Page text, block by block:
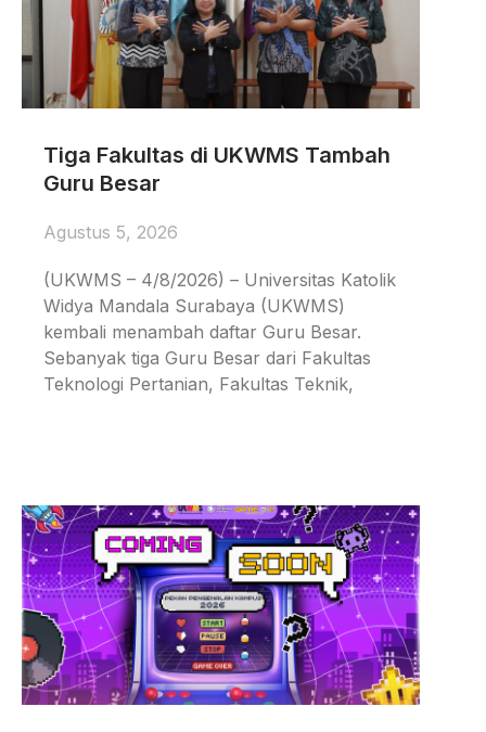
Tiga Fakultas di UKWMS Tambah
Guru Besar
Agustus 5, 2026
(UKWMS – 4/8/2026) – Universitas Katolik
Widya Mandala Surabaya (UKWMS)
kembali menambah daftar Guru Besar.
Sebanyak tiga Guru Besar dari Fakultas
Teknologi Pertanian, Fakultas Teknik,